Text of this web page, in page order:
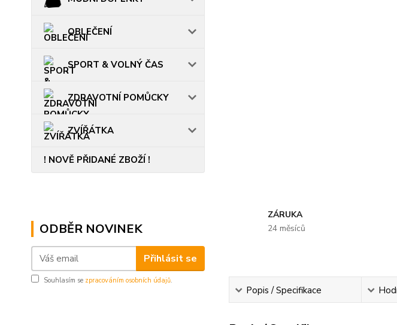
OBLEČENÍ
SPORT & VOLNÝ ČAS
ZDRAVOTNÍ POMŮCKY
ZVÍŘÁTKA
! NOVĚ PŘIDANÉ ZBOŽÍ !
ODBĚR NOVINEK
Přihlásit se
Souhlasím se zpracováním osobních údajů.
ZÁRUKA
24 měsíců
Popis / Specifikace